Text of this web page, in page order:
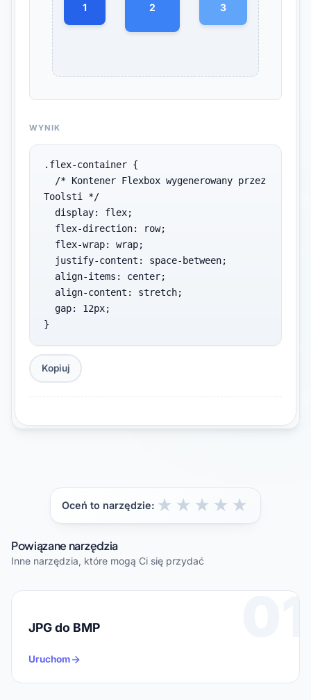
1 2 3
WYNIK
.flex-container {
Toolsti */
}
Kopiuj
Oceń to narzędzie: ★
★
★
★
★
Powiązane narzędzia
Inne narzędzia, które mogą Ci się przydać
01
JPG do BMP
Uruchom